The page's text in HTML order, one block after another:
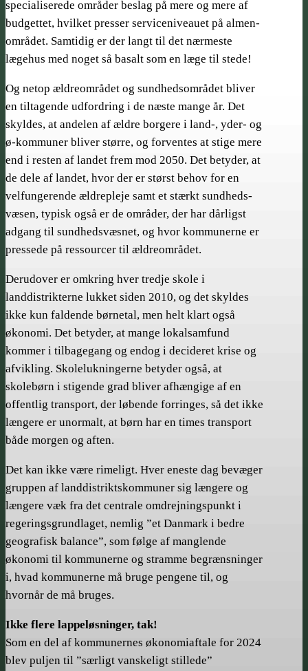
specialiserede områder beslag på mere og mere af
budgettet, hvilket presser serviceniveauet på almen-
området. Samtidig er der langt til det nærmeste
lægehus med noget så basalt som en læge til stede!
Og netop ældreområdet og sundheds­området bliver
en tiltagende udfordring i de næste mange år. Det
skyldes, at andelen af ældre borgere i land-, yder- og
ø-kommuner bliver større, og forventes at stige mere
end i resten af landet frem mod 2050. Det betyder, at
de dele af landet, hvor der er størst behov for en
velfungerende ældrepleje samt et stærkt sundheds­
væsen, typisk også er de områder, der har dårligst
adgang til sundheds­væsnet, og hvor kommunerne er
pressede på ressourcer til ældreområdet.
Derudover er omkring hver tredje skole i
landdistrikterne lukket siden 2010, og det skyldes
ikke kun faldende børnetal, men helt klart også
økonomi. Det betyder, at mange lokalsamfund
kommer i tilbage­gang og endog i decideret krise og
afvikling. Skolelukningerne betyder også, at
skolebørn i stigende grad bliver afhængige af en
offentlig transport, der løbende forringes, så det ikke
længere er unormalt, at børn har en times transport
både morgen og aften.
Det kan ikke være rimeligt. Hver eneste dag bevæger
gruppen af landdistrikts­kommuner sig længere og
længere væk fra det centrale omdrejningspunkt i
regeringsgrundlaget, nemlig ”et Danmark i bedre
geografisk balance”, som følge af manglende
økonomi til kommunerne og stramme begrænsninger
i, hvad kommunerne må bruge pengene til, og
hvornår de må bruges.
Ikke flere lappeløsninger, tak!
Som en del af kommunernes økonomiaftale for 2024
blev puljen til ”særligt vanskeligt stillede”